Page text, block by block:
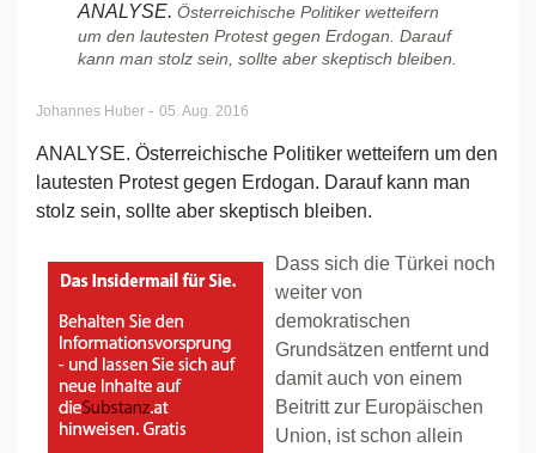
ANALYSE. Österreichische Politiker wetteifern
um den lautesten Protest gegen Erdogan. Darauf
kann man stolz sein, sollte aber skeptisch bleiben.
Johannes Huber - 05. Aug. 2016
ANALYSE. Österreichische Politiker wetteifern um den
lautesten Protest gegen Erdogan. Darauf kann man
stolz sein, sollte aber skeptisch bleiben.
Dass sich die Türkei noch
weiter von
demokratischen
Grundsätzen entfernt und
damit auch von einem
Beitritt zur Europäischen
Union, ist schon allein